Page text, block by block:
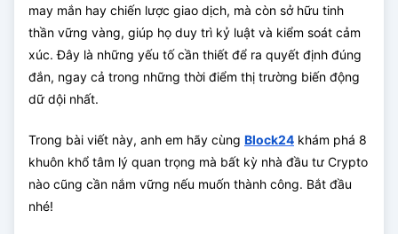
may mắn hay chiến lược giao dịch, mà còn sở hữu tinh
thần vững vàng, giúp họ duy trì kỷ luật và kiểm soát cảm
xúc. Đây là những yếu tố cần thiết để ra quyết định đúng
đắn, ngay cả trong những thời điểm thị trường biến động
dữ dội nhất.
Trong bài viết này, anh em hãy cùng Block24 khám phá 8
khuôn khổ tâm lý quan trọng mà bất kỳ nhà đầu tư Crypto
nào cũng cần nắm vững nếu muốn thành công. Bắt đầu
nhé!